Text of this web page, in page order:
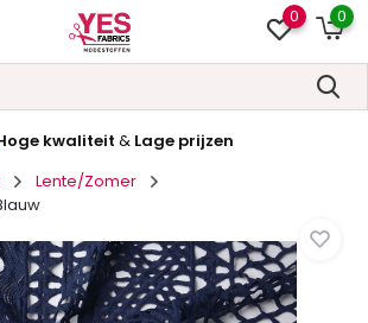
0 0
kwaliteit & Lage prijzen
Lente/Zomer